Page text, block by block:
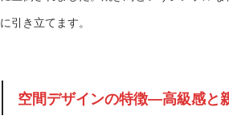
に引き立てます。
空間デザインの特徴—高級感と